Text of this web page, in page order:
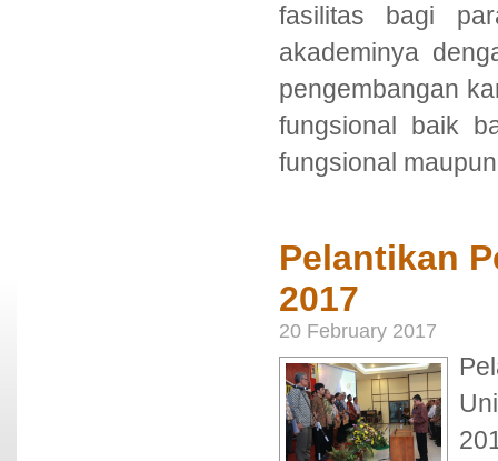
fasilitas bagi
akademinya
pengembangan
fungsional baik
fungsional
Pelantikan
2017
20 February 2017